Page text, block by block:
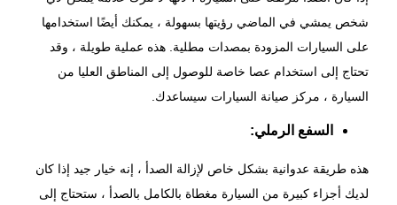
شخص يمشي في الماضي رؤيتها بسهولة ، يمكنك أيضًا استخدامها
على السيارات المزودة بمصدات مطلية. هذه عملية طويلة ، وقد
تحتاج إلى استخدام عصا خاصة للوصول إلى المناطق العليا من
السيارة ، مركز صيانة السيارات سيساعدك.
السفع الرملي:
هذه طريقة عدوانية بشكل خاص لإزالة الصدأ ، إنه خيار جيد إذا كان
لديك أجزاء كبيرة من السيارة مغطاة بالكامل بالصدأ ، ستحتاج إلى